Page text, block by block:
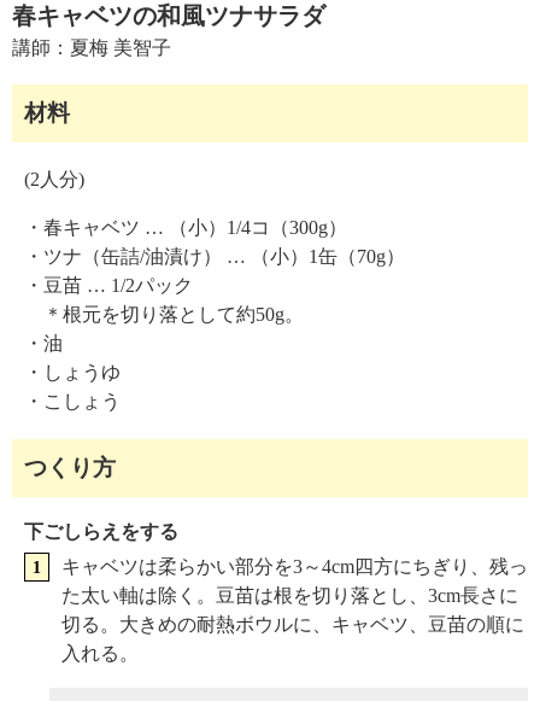
理
春キャベツの和風ツナサラダ
講師： 夏梅 美智子
材料
(2人分)
・春キャベツ … （小）1/4コ（300g）
・ツナ（缶詰/油漬け） … （小）1缶（70g）
・豆苗 … 1/2パック
＊根元を切り落として約50g。
・油
・しょうゆ
・こしょう
つくり方
下ごしらえをする
キャベツは柔らかい部分を3～4cm四方にちぎり、残っ
た太い軸は除く。豆苗は根を切り落とし、3cm長さに
切る。大きめの耐熱ボウルに、キャベツ、豆苗の順に
入れる。